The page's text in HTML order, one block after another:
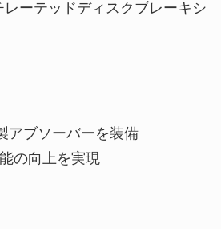
レーテッドディスクブレーキシ
アブソーバーを装備
の向上を実現